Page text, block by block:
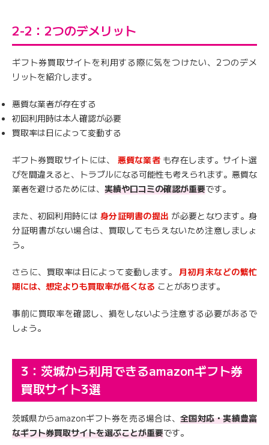
2-2：2つのデメリット
ギフト券買取サイトを利用する際に気をつけたい、2つのデメ
リットを紹介します。
悪質な業者が存在する
初回利用時は本人確認が必要
買取率は日によって変動する
ギフト券買取サイトには、 悪質な業者 も存在します。サイト選
びを間違えると、トラブルになる可能性も考えられます。悪質な
業者を避けるためには、 実績や口コミの確認が重要です。
また、初回利用時には 身分証明書の提出 が必要となります。身
分証明書がない場合は、買取してもらえないため注意しましょ
う。
さらに、買取率は日によって変動します。
月初月末などの繁忙
期には、想定よりも買取率が低くなる ことがあります。
事前に買取率を確認し、損をしないよう注意する必要があるで
しょう。
3：茨城から利用できるamazonギフト券
買取サイト3選
茨城県からamazonギフト券を売る場合は、全国対応・実績豊富
なギフト券買取サイトを選ぶことが重要です。